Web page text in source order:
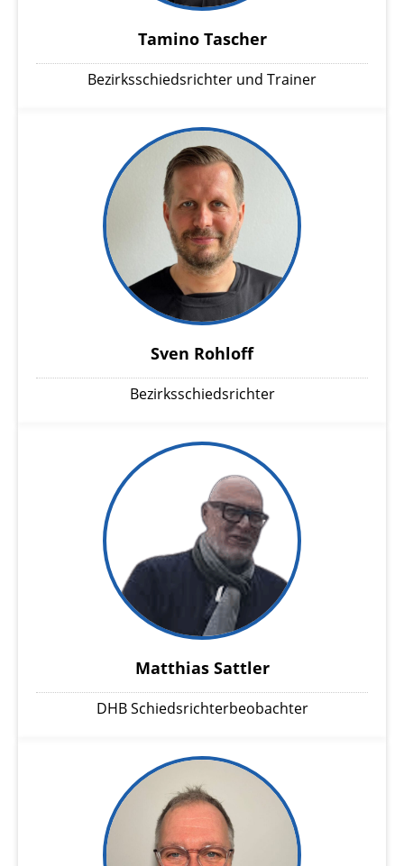
Tamino Tascher
Bezirksschiedsrichter und Trainer
Sven Rohloff
Bezirksschiedsrichter
Matthias Sattler
DHB Schiedsrichterbeobachter